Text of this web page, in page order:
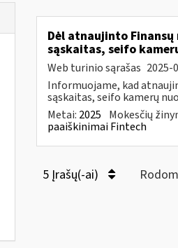
Dėl atnaujinto
sąskaitas, seifo
Web turinio sąrašas 2025-
Informuojame, kad
sąskaitas, seifo kamerų
Metai: 2025 Mokesčių
paaiškinimai Fintech
5 Įrašų(-ai)